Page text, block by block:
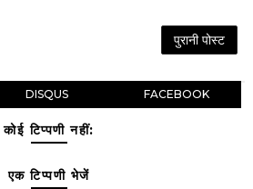
पुरानी पोस्ट
DISQUS FACEBOOK
कोई टिप्पणी नहीं:
एक टिप्पणी भेजें